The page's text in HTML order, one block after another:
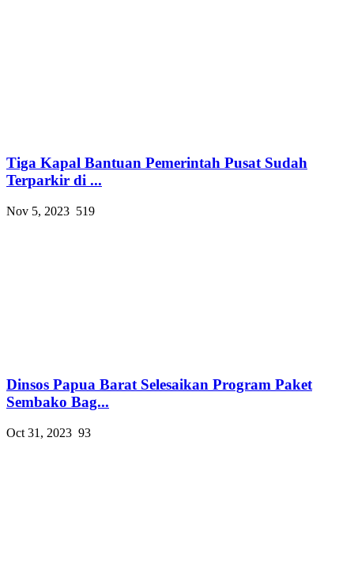
Tiga Kapal Bantuan Pemerintah Pusat Sudah
Terparkir di ...
Nov 5, 2023 519
Dinsos Papua Barat Selesaikan Program Paket
Sembako Bag...
Oct 31, 2023 93